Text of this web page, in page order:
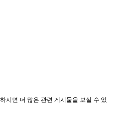
시면 더 많은 관련 게시물을 보실 수 있